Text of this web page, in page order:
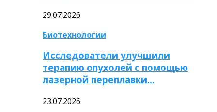
29.07.2026
Биотехнологии
Исследователи улучшили
терапию опухолей с помощью
лазерной переплавки…
23.07.2026